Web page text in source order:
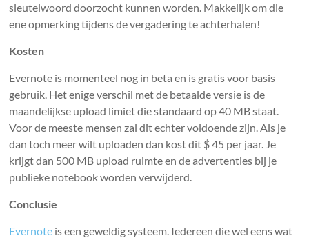
sleutelwoord doorzocht kunnen worden. Makkelijk om die
ene opmerking tijdens de vergadering te achterhalen!
Kosten
Evernote is momenteel nog in beta en is gratis voor basis
gebruik. Het enige verschil met de betaalde versie is de
maandelijkse upload limiet die standaard op 40 MB staat.
Voor de meeste mensen zal dit echter voldoende zijn. Als je
dan toch meer wilt uploaden dan kost dit $ 45 per jaar. Je
krijgt dan 500 MB upload ruimte en de advertenties bij je
publieke notebook worden verwijderd.
Conclusie
Evernote is een geweldig systeem. Iedereen die wel eens wat